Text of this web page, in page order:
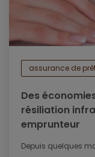
assurance de
Des
résiliation
emprunteur
Depuis quelques